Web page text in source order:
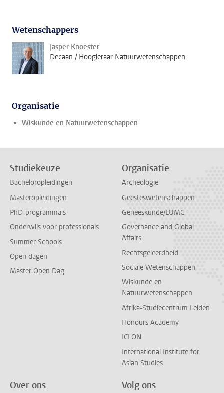
Wetenschappers
Jasper Knoester
Decaan / Hoogleraar Natuurwetenschappen
Organisatie
Wiskunde en Natuurwetenschappen
Studiekeuze
Bacheloropleidingen
Masteropleidingen
PhD-programma's
Onderwijs voor professionals
Summer Schools
Open dagen
Master Open Dag
Organisatie
Archeologie
Geesteswetenschappen
Geneeskunde/LUMC
Governance and Global
Affairs
Rechtsgeleerdheid
Sociale Wetenschappen
Wiskunde en
Natuurwetenschappen
Afrika-Studiecentrum Leiden
Honours Academy
ICLON
International Institute for
Asian Studies
Over ons Volg ons